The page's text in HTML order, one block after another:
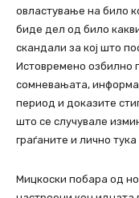
овластување на било
биде дел од било
скандали за кој што
Истовремено озбилно
сомневањата,
период и доказите
што се случувале
граѓаните и лично
Мицкоски побара од